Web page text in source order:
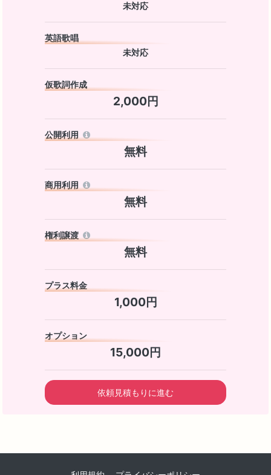
未対応
英語歌唱
未対応
仮歌詞作成
2,000円
公開利用
無料
商用利用
無料
権利譲渡
無料
プラス料金
1,000円
オプション
15,000円
依頼見積もりに進む